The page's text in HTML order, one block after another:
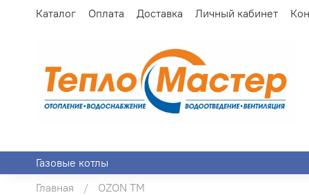
Каталог Оплата Доставка Личный кабинет
Газовые котлы
Главная
OZON ТМ